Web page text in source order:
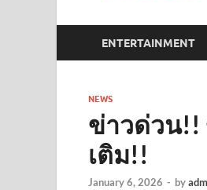
ENTERTAINMENT
NEWS
ข่าวด่วน!!
เติม!!
January 6, 2026 - by